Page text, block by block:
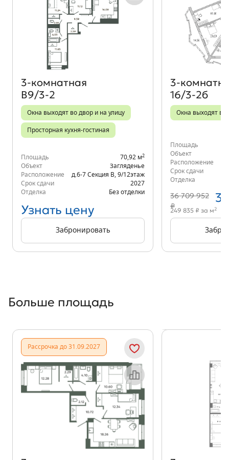
Объект месяца
3‑комнатная
В9/3-2
Окна выходят во двор и на улицу
Просторная кухня-гостиная
Площадь 70,92 м2
Объект
Загляденье
Расположение
д.6-7 Секция В 9/12этаж
Срок сдачи
2027
Отделка
Без отделки
Узнать цену
Забронировать
16/3-2б
Окна выходят во
Площадь
Объект
Расположение
Срок сдачи
Отделка
36 709 952
₽
249 835 ₽ за м2
Больше площадь
Рассрочка до 31.09.2027
Объект месяца